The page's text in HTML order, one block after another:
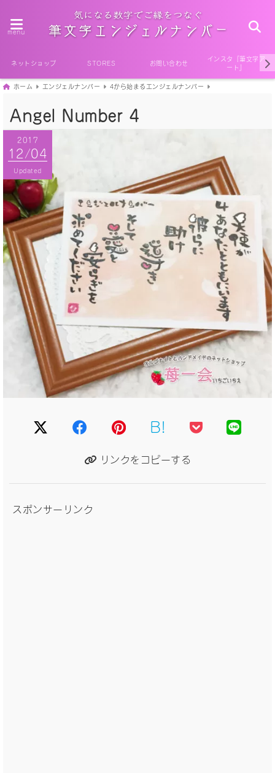
menu
ネットショップ STORES お問い合わせ
インスタ『筆文字ア
ート』
ホーム エンジェルナンバー 4から始まるエンジェルナンバー
Angel Number 4
2017
12/04
Updated
2017
12/04
Published
B!
リンクをコピーする
スポンサーリンク